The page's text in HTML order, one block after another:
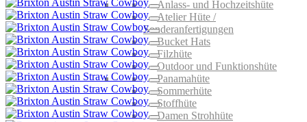
Anlass- und Hochzeitshüte
Atelier Hüte /
Sonderanfertigungen
Bucket Hats
Filzhüte
Outdoor und Funktionshüte
Panamahüte
Sommerhüte
Stoffhüte
Damen Strohhüte